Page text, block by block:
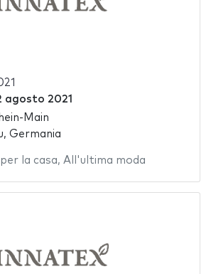
agosto 2021
Main
Germania
per la casa, All'ultima moda